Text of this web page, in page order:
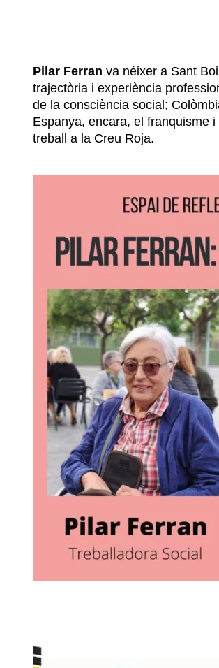
Pilar Ferran va néixer a Sant
trajectòria i experiència
de la consciència social;
Espanya, encara, el franquisme i
treball a la Creu Roja.